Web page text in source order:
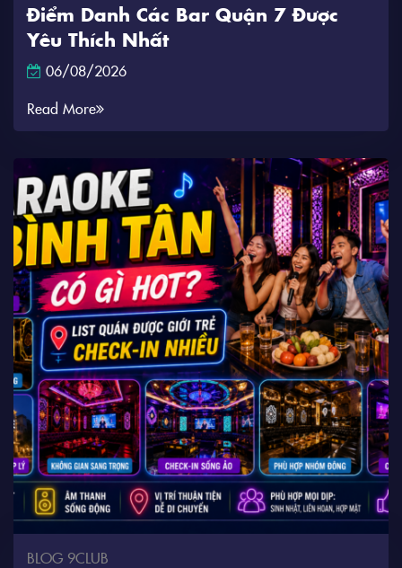
Điểm Danh Các Bar Quận 7 Được
Yêu Thích Nhất
06/08/2026
Read More
BLOG 9CLUB